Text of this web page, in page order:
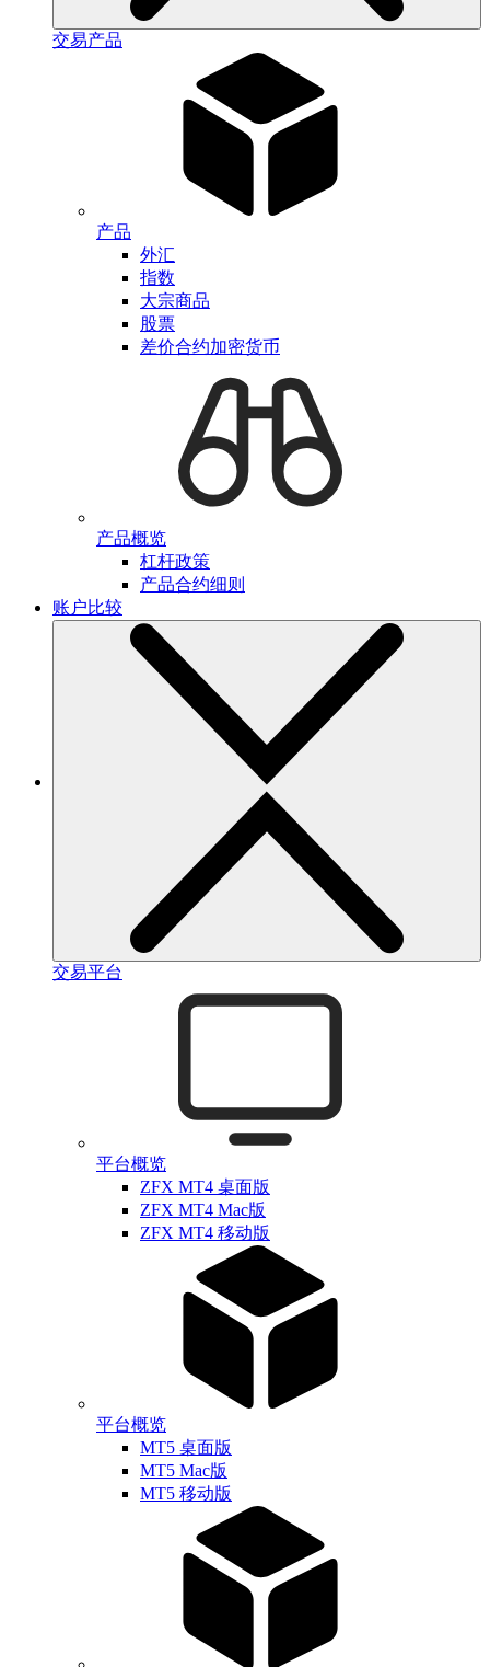
交易产品
产品
外汇
指数
大宗商品
股票
差价合约加密货币
产品概览
杠杆政策
产品合约细则
账户比较
交易平台
平台概览
ZFX MT4 桌面版
ZFX MT4 Mac版
ZFX MT4 移动版
平台概览
MT5 桌面版
MT5 Mac版
MT5 移动版